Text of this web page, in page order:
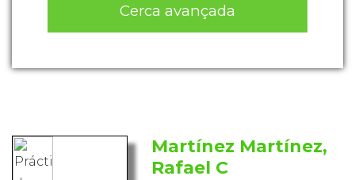
Cerca avançada
Martínez Martínez,
Rafael C